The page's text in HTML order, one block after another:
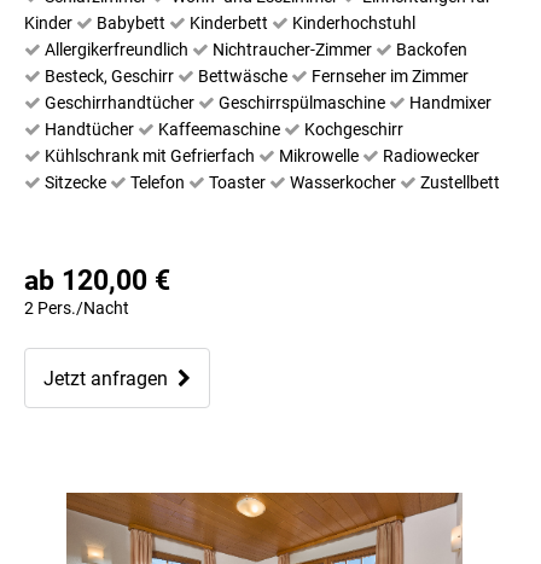
Kinder
Babybett Kinderbett
Kinderhochstuhl
Allergikerfreundlich
Nichtraucher-Zimmer
Backofen
Besteck, Geschirr
Bettwäsche
Fernseher im Zimmer
Geschirrhandtücher
Geschirrspülmaschine
Handmixer
Handtücher
Kaffeemaschine
Kochgeschirr
Kühlschrank mit Gefrierfach
Mikrowelle
Radiowecker
Sitzecke
Telefon Toaster Wasserkocher Zustellbett
ab 120,00 €
2 Pers./Nacht
Jetzt anfragen